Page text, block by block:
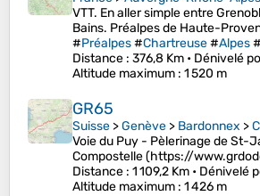
VTT. En aller simple entre
Bains. Préalpes de Haute-
#Préalpes#Chartreuse#Alpes#
Distance : 376,8 Km • Dénivelé
Altitude maximum : 1 520 m
GR65
Suisse >Genève > Bardonnex >
Voie du Puy - Pèlerinage de St-
Compostelle (https://
Distance : 1 109,2 Km • Dénivelé
Altitude maximum : 1 426 m